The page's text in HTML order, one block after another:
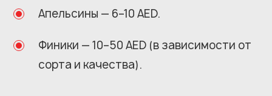
Апельсины — 6–10 AED.
Финики — 10–50 AED (в зависимости от
сорта и качества).